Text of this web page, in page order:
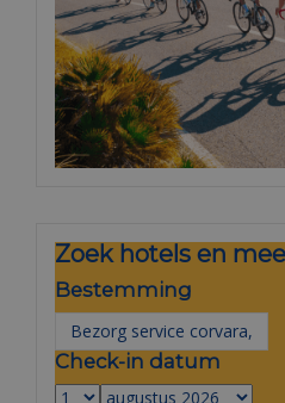
Zoek hotels en
Bestemming
Check-in datum